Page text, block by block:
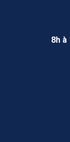
8h à